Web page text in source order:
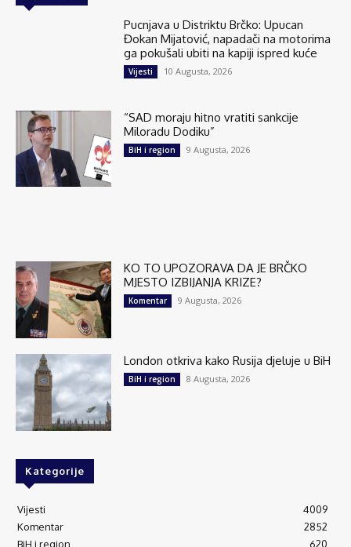
Pucnjava u Distriktu Brčko: Upucan
Đokan Mijatović, napadači na motorima
ga pokušali ubiti na kapiji ispred kuće
Vijesti 10 Augusta, 2026
“SAD moraju hitno vratiti sankcije
Miloradu Dodiku”
BiH i region 9 Augusta, 2026
KO TO UPOZORAVA DA JE BRČKO
MJESTO IZBIJANJA KRIZE?
Komentar 9 Augusta, 2026
London otkriva kako Rusija djeluje u BiH
BiH i region 8 Augusta, 2026
Kategorije
Vijesti
4009
Komentar
2852
BiH i region
620